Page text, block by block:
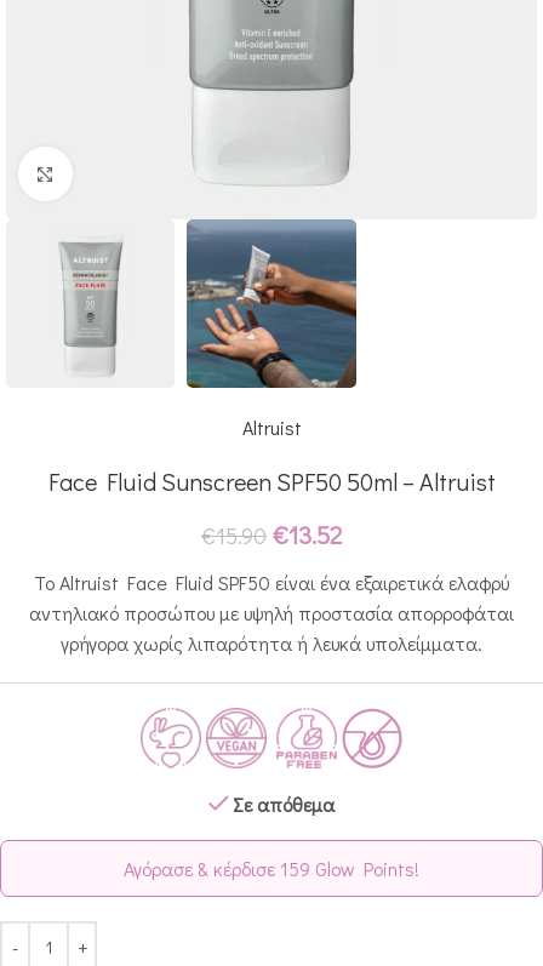
Altruist
Face Fluid Sunscreen SPF50 50ml – Altruist
€15.90 €13.52
Το Altruist Face Fluid SPF50 είναι ένα εξαιρετικά ελαφρύ
αντηλιακό προσώπου με υψηλή προστασία απορροφάται
γρήγορα χωρίς λιπαρότητα ή λευκά υπολείμματα.
Σε απόθεμα
Αγόρασε & κέρδισε 159 Glow Points!